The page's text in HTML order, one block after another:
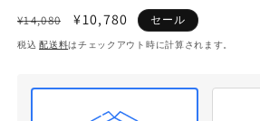
通
常
格
¥14,080
セ
ー
価
¥10,780 セール
税込配送料はチェックアウト時に計算されます。